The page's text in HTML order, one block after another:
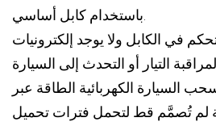
في الكابل ولا يوجد إلكترونيات
السيارة الكهربائية الطاقة عبر
لم تُصمَّم قط لتحمل فترات تحميل